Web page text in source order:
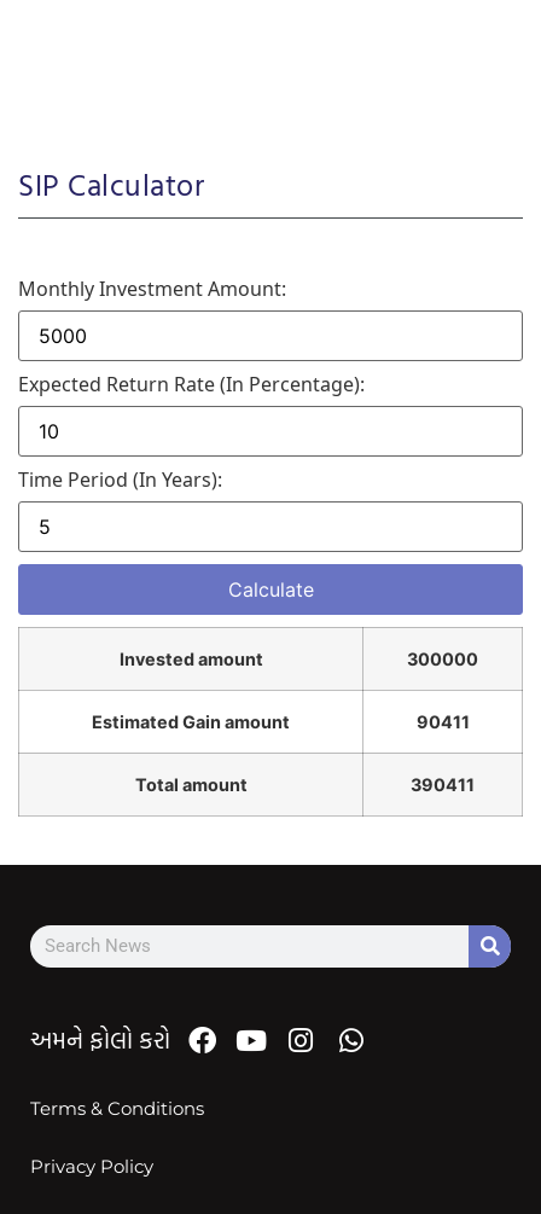
SIP Calculator
Monthly Investment Amount:
Expected Return Rate (in Percentage):
Time Period (in Years):
Invested amount 300000
Estimated Gain amount 90411
Total amount 390411
અમને ફોલો કરો
Terms & Conditions
Privacy Policy